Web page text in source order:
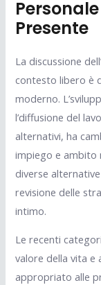
Presente
La discussione
contesto libero è
moderno.
l’diffusione del
alternativi, ha
impiego e ambito
diverse
revisione delle
intimo.
Le recenti
valore della vita
appropriato alle